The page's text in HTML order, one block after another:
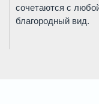
сочетаются с
благородный вид.